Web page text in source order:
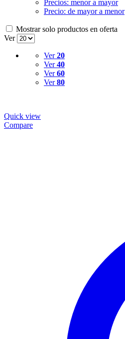
Precios: menor a mayor
Precio: de mayor a menor
Mostrar solo productos en oferta
Ver
Ver 20
Ver 40
Ver 60
Ver 80
Quick view
Compare